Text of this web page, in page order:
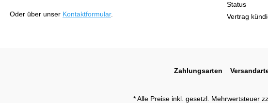
Oder über unser Kontaktformular.
Status
Vertrag
Zahlungsarten
* Alle Preise inkl. gesetzl. Mehrwertsteuer